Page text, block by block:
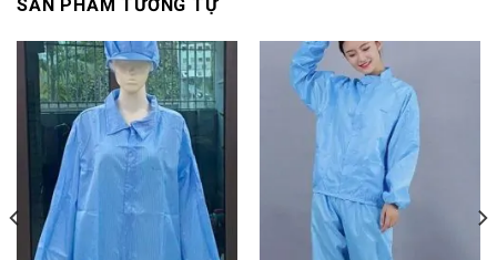
SẢN PHẨM TƯƠNG TỰ